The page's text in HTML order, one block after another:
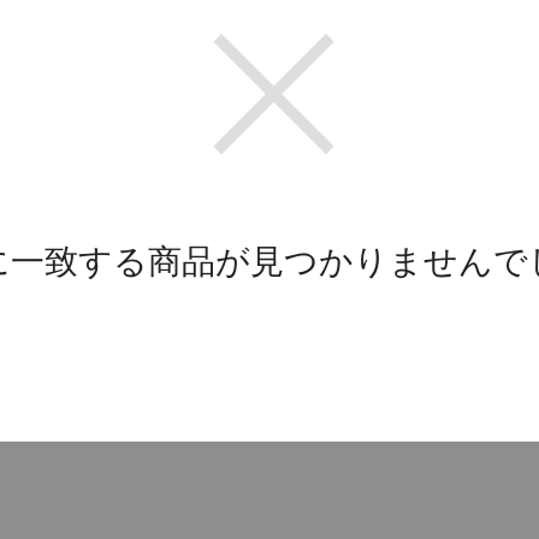
致する商品が見つかりませんで